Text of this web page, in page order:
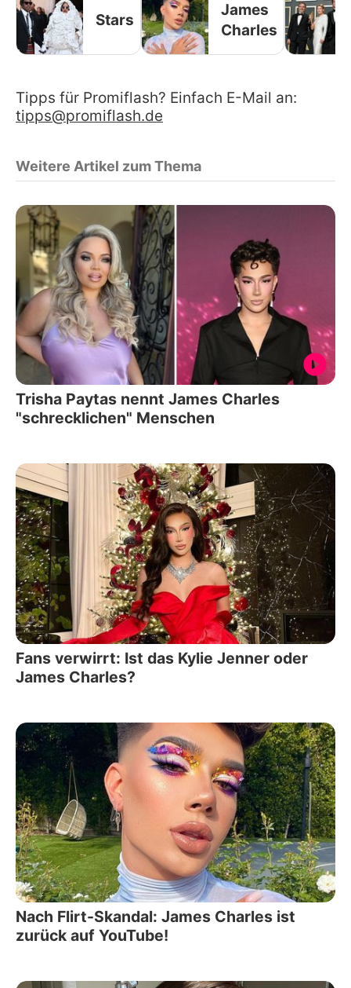
Stars
James
Charles
Tipps für Promiflash? Einfach E-Mail an:
tipps@promiflash.de
Weitere Artikel zum Thema
Trisha Paytas nennt James Charles
"schrecklichen" Menschen
Fans verwirrt: Ist das Kylie Jenner oder
James Charles?
Nach Flirt-Skandal: James Charles ist
zurück auf YouTube!